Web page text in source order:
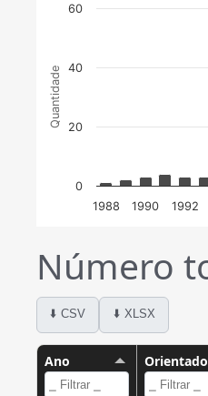
Quantidade
1988 1990 1992
0
20
40
60
Número
⬇️ CSV ⬇️ XLSX
Ano